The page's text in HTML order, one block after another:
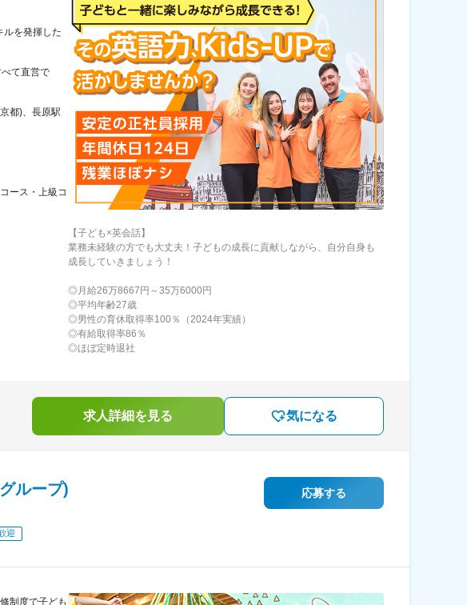
ルを発揮した
て直営で
都)、長原駅
ース・上級コ
【子ども×英会話】
業務未経験の方でも大丈夫！子どもの成長に貢献しながら、自分自身も
成長していきましょう！
◎月給26万8667円～35万6000円
◎平均年齢27歳
◎男性の育休取得率100％（2024年実績）
◎有給取得率86％
◎ほぼ定時退社
求人詳細を見る 気になる
ループ)
迎
応募する
制度で子ども